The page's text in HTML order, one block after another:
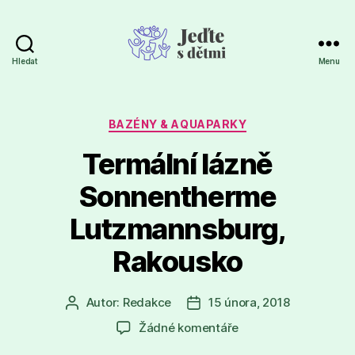
Hledat Menu
Rubriky
BAZÉNY & AQUAPARKY
Termální lázně
Sonnentherme
Lutzmannsburg,
Rakousko
Autor
příspěvku
Autor: Redakce
Datum
příspěvku
15 února, 2018
Žádné komentářeu